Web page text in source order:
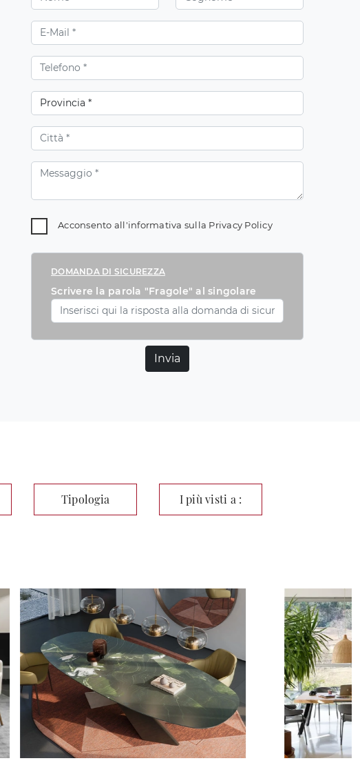
Acconsento all'informativa sulla Privacy Policy
DOMANDA DI SICUREZZA
Scrivere la parola "Fragole" al singolare
Invia
Tipologia I più visti a :